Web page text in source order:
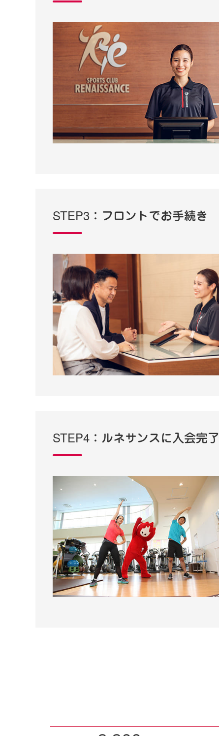
STEP3：フロントでお手続き
STEP4：ルネサンスに入会完了